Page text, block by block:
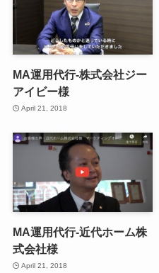
MA運用代行-株式会社ジー
アイビー様
April 21, 2018
MA運用代行-近代ホーム株
式会社様
April 21, 2018